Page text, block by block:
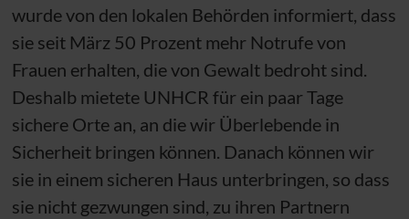
wurde von den lokalen Behörden informiert, dass
sie seit März 50 Prozent mehr Notrufe von
Frauen erhalten, die von Gewalt bedroht sind.
Deshalb mietete UNHCR für ein paar Tage
sichere Orte an, an die wir Überlebende in
Sicherheit bringen können. Danach können wir
sie in einem sicheren Haus unterbringen, so dass
sie nicht gezwungen sind, zu ihren Partnern